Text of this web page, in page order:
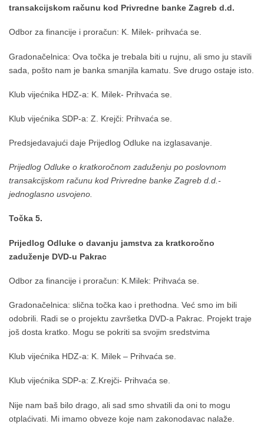
transakcijskom računu kod Privredne banke Zagreb d.d.
Odbor za financije i proračun: K. Milek- prihvaća se.
Gradonačelnica: Ova točka je trebala biti u rujnu, ali smo ju stavili
sada, pošto nam je banka smanjila kamatu. Sve drugo ostaje isto.
Klub vijećnika HDZ-a: K. Milek- Prihvaća se.
Klub vijećnika SDP-a: Z. Krejči: Prihvaća se.
Predsjedavajući daje Prijedlog Odluke na izglasavanje.
Prijedlog Odluke o kratkoročnom zaduženju po poslovnom
transakcijskom računu kod Privredne banke Zagreb d.d.-
jednoglasno usvojeno.
Točka 5.
Prijedlog Odluke o davanju jamstva za kratkoročno
zaduženje DVD-u Pakrac
Odbor za financije i proračun: K.Milek: Prihvaća se.
Gradonačelnica: slična točka kao i prethodna. Već smo im bili
odobrili. Radi se o projektu završetka DVD-a Pakrac. Projekt traje
još dosta kratko. Mogu se pokriti sa svojim sredstvima
Klub vijećnika HDZ-a: K. Milek – Prihvaća se.
Klub vijećnika SDP-a: Z.Krejči- Prihvaća se.
Nije nam baš bilo drago, ali sad smo shvatili da oni to mogu
otplaćivati. Mi imamo obveze koje nam zakonodavac nalaže.